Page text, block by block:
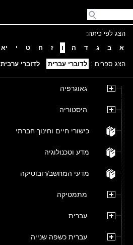
הצג לפי כיתה:
א
ב ג ד ה ו ז ח ט י יא
הצג ספרים : לדוברי עברית לדוברי ערבית
גאוגרפיה
היסטוריה
כישורי חיים וחינוך חברתי
מדע וטכנולוגיה
מדעי המחשב/רובוטיקה
מתמטיקה
עברית
עברית כשפה שנייה